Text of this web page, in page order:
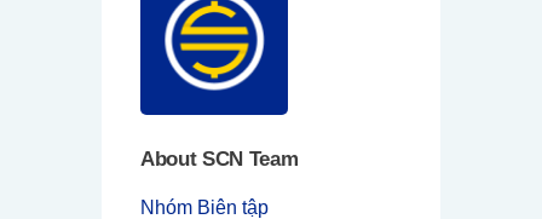
About SCN Team
Nhóm Biên tập